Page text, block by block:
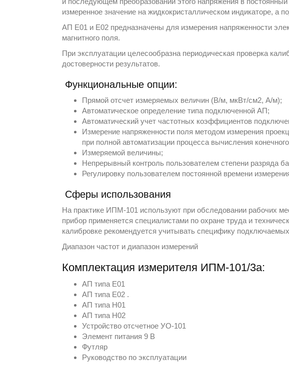
измеренное значение на жидкокристаллическом индикаторе, а
АП Е01 и Е02 предназначены для измерения напряженности
магнитного поля.
При эксплуатации целесообразна периодическая проверка
достоверности результатов.
Функциональные опции:
Прямой отсчет измеряемых величин (В/м, мкВт/см2, А/м);
Автоматическое определение типа подключенной АП;
Автоматический учет частотных коэффициентов
Измерение напряженности поля методом измерения
при полной автоматизации процесса вычисления
Измеряемой величины;
Непрерывный контроль пользователем степени разряда
Регулировку пользователем постоянной времени
Сферы использования
На практике ИПМ-101 используют при обследовании рабочих
прибор применяется специалистами по охране труда и
калибровке рекомендуется учитывать специфику
Диапазон частот и диапазон измерений
Комплектация измерителя ИПМ-101/3а:
АП типа Е01
АП типа Е02 .
АП типа Н01
АП типа Н02
Устройство отсчетное УО-101
Элемент питания 9 В
Футляр
Руководство по эксплуатации